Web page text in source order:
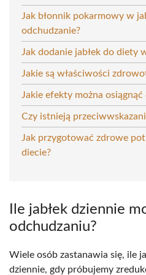
Jak błonnik pokarmowy w
odchudzanie?
Jak dodanie jabłek do diety
Jakie są właściwości
Jakie efekty można
Czy istnieją
Jak przygotować zdrowe
diecie?
Ile jabłek dziennie
odchudzaniu?
Wiele osób zastanawia się, ile
dziennie, gdy próbujemy